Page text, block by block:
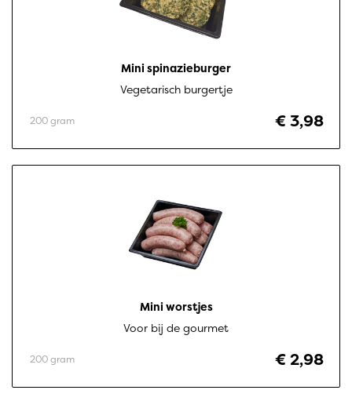
Mini spinazieburger
Vegetarisch burgertje
€ 3,98
200 gram
Mini worstjes
Voor bij de gourmet
€ 2,98
200 gram